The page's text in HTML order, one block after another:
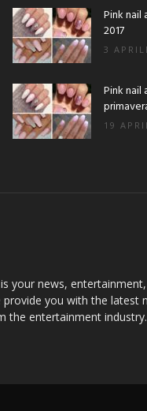
Pink nail
2017
3
Pink nail
19
your news,
provide you with the latest
the entertainment industry.